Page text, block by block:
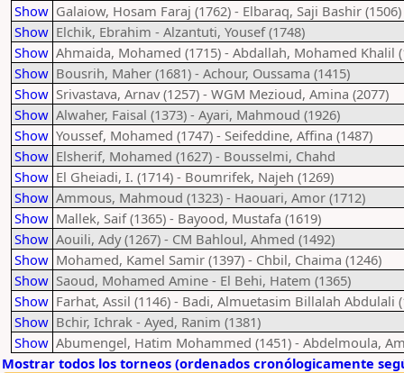
Show Galaiow, Hosam Faraj (1762) - Elbaraq, Saji Bashir (1506)
Show Elchik, Ebrahim - Alzantuti, Yousef (1748)
Show Ahmaida, Mohamed (1715) - Abdallah, Mohamed Khalil
Show Bousrih, Maher (1681) - Achour, Oussama (1415)
Show Srivastava, Arnav (1257) - WGM Mezioud, Amina (2077)
Show Alwaher, Faisal (1373) - Ayari, Mahmoud (1926)
Show Youssef, Mohamed (1747) - Seifeddine, Affina (1487)
Show Elsherif, Mohamed (1627) - Bousselmi, Chahd
Show El Gheiadi, I. (1714) - Boumrifek, Najeh (1269)
Show Ammous, Mahmoud (1323) - Haouari, Amor (1712)
Show Mallek, Saif (1365) - Bayood, Mustafa (1619)
Show Aouili, Ady (1267) - CM Bahloul, Ahmed (1492)
Show Mohamed, Kamel Samir (1397) - Chbil, Chaima (1246)
Show Saoud, Mohamed Amine - El Behi, Hatem (1365)
Show Farhat, Assil (1146) - Badi, Almuetasim Billalah Abdulali
Show Bchir, Ichrak - Ayed, Ranim (1381)
Show Abumengel, Hatim Mohammed (1451) - Abdelmoula,
Mostrar todos los torneos (ordenados cronólogicamente